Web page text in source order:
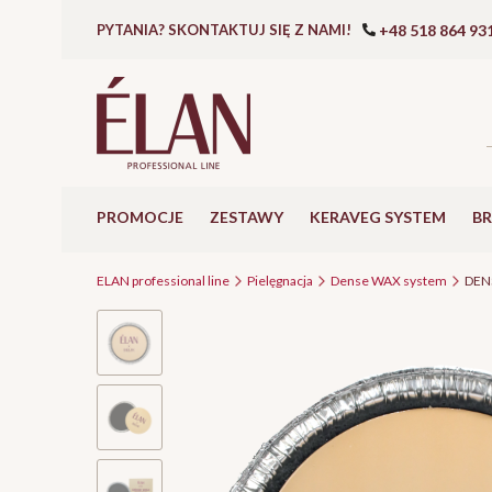
PYTANIA? SKONTAKTUJ SIĘ Z NAMI! +48 518 864
PROMOCJE ZESTAWY KERAVEG SYSTEM
ELAN professional line Pielęgnacja Dense WAX system